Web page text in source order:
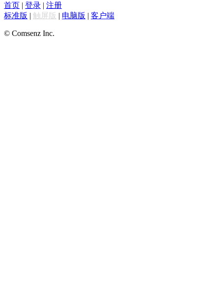
首页 | 登录 | 注册
标准版 | 触屏版 | 电脑版 | 客户端
© Comsenz Inc.